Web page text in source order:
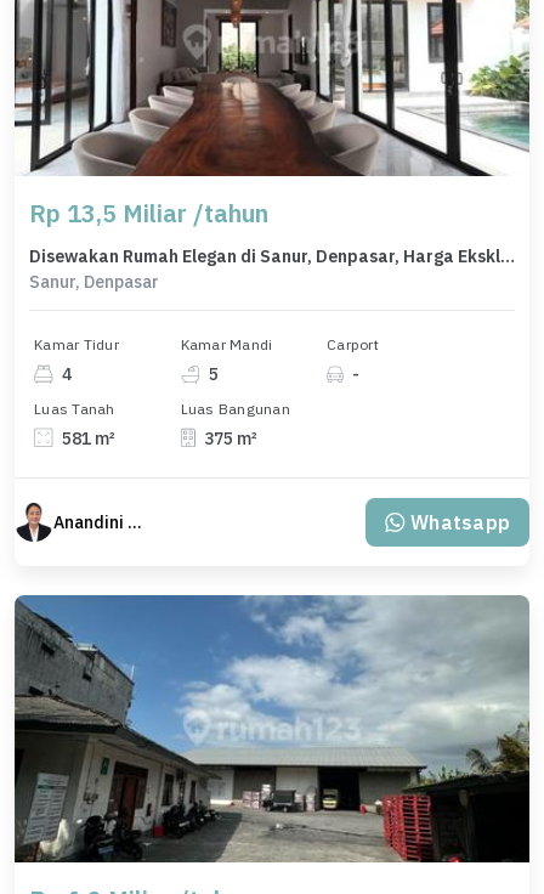
Rp 13,5 Miliar /tahun
Disewakan Rumah Elegan di Sanur, Denpasar, Harga Eksklusif
Sanur, Denpasar
Kamar Tidur
4
Kamar Mandi
5
Carport
-
Luas Tanah
581 m²
Luas Bangunan
375 m²
Anandini Property Whatsapp